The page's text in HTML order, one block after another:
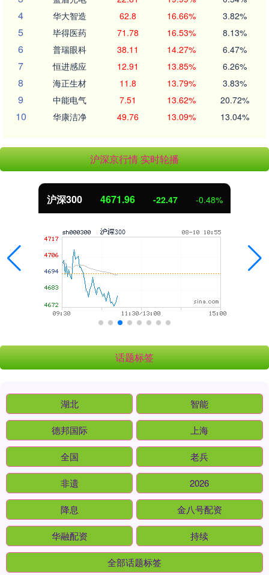
4 华大智造 62.8 16.66% 3.82%
5 毕得医药 71.78 16.53% 8.13%
6 普瑞眼科 38.11 14.27% 6.47%
7 恒进感应 12.91 13.85% 6.26%
8 海正生材 11.8 13.79% 3.83%
9 中能电气 7.51 13.62% 20.72%
10 华康洁净 49.76 13.09% 13.04%
沪深京行情 实时轮播
北证50 1124.05 -10.20 -0.90%
话题标签
湖北 智能
德邦国际 上海
全国 老兵
非遗 2026
降息 金八号配资
华融配资 持续
全部话题标签